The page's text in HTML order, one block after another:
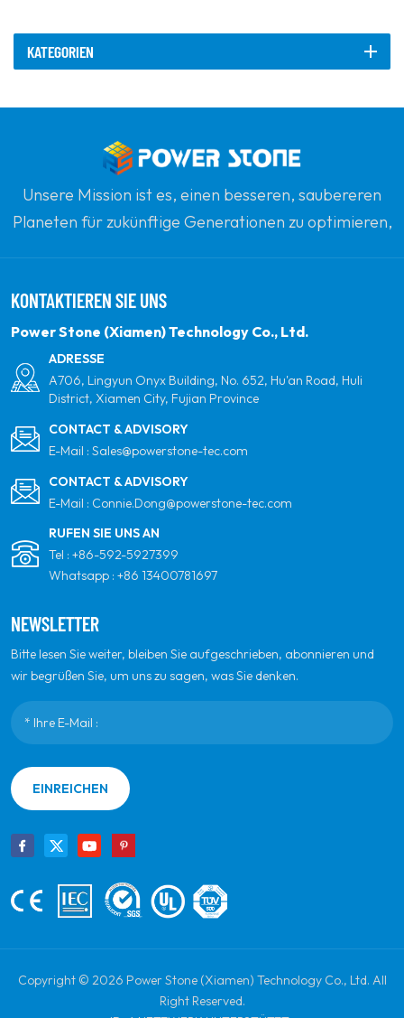
KATEGORIEN
Unsere Mission ist es, einen besseren, saubereren
Planeten für zukünftige Generationen zu optimieren,
Energieprodukten und Ihrem vertrauenswürdigsten
globalen Partner für Qualität, Professionalität und
KONTAKTIEREN SIE UNS
Power Stone (Xiamen) Technology Co., Ltd.
ADRESSE
A706, Lingyun Onyx Building, No. 652, Hu'an Road, Huli
District, Xiamen City, Fujian Province
CONTACT & ADVISORY
E-Mail : Sales@powerstone-tec.com
CONTACT & ADVISORY
E-Mail : Connie.Dong@powerstone-tec.com
RUFEN SIE UNS AN
Tel : +86-592-5927399
Whatsapp : +86 13400781697
NEWSLETTER
Bitte lesen Sie weiter, bleiben Sie aufgeschrieben, abonnieren und
wir begrüßen Sie, um uns zu sagen, was Sie denken.
EINREICHEN
Copyright © 2026 Power Stone (Xiamen) Technology Co., Ltd. All
Right Reserved.